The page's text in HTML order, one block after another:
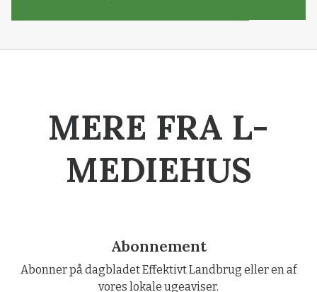
MERE FRA L-
MEDIEHUS
Abonnement
Abonner på dagbladet Effektivt Landbrug eller en af
vores lokale ugeaviser.